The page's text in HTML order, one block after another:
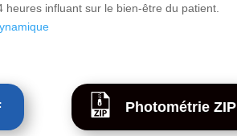
influant sur le bien-être du patient.
Photométrie ZIP